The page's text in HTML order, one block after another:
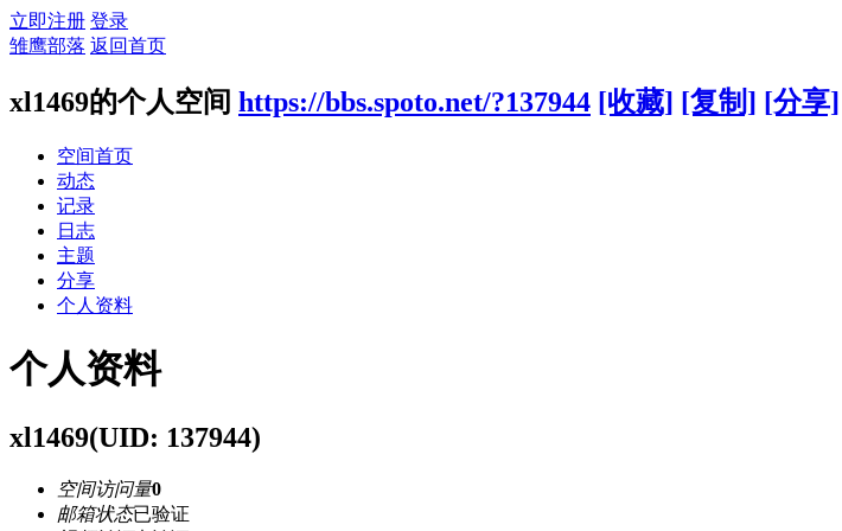
立即注册 登录
雏鹰部落 返回首页
xl1469的个人空间 https://bbs.spoto.net/?137944 [收藏] [复制] [分享]
空间首页
动态
记录
日志
主题
分享
个人资料
个人资料
xl1469(UID: 137944)
空间访问量0
邮箱状态已验证